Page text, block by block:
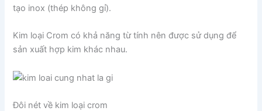
tạo inox (thép không gỉ).
Kim loại Crom có khả năng từ tính nên được sử dụng để
sản xuất hợp kim khác nhau.
Đôi nét về kim loại crom